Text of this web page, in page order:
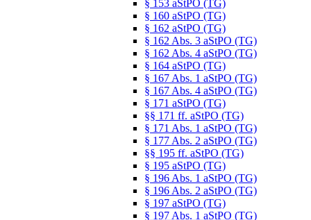
§ 153 aStPO (TG)
§ 160 aStPO (TG)
§ 162 aStPO (TG)
§ 162 Abs. 3 aStPO (TG)
§ 162 Abs. 4 aStPO (TG)
§ 164 aStPO (TG)
§ 167 Abs. 1 aStPO (TG)
§ 167 Abs. 4 aStPO (TG)
§ 171 aStPO (TG)
§§ 171 ff. aStPO (TG)
§ 171 Abs. 1 aStPO (TG)
§ 177 Abs. 2 aStPO (TG)
§§ 195 ff. aStPO (TG)
§ 195 aStPO (TG)
§ 196 Abs. 1 aStPO (TG)
§ 196 Abs. 2 aStPO (TG)
§ 197 aStPO (TG)
§ 197 Abs. 1 aStPO (TG)